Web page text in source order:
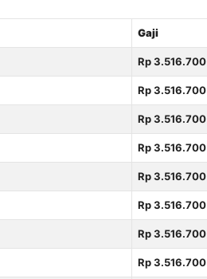
Gaji
Rp 3.516.700
Rp 3.516.700
Rp 3.516.700
Rp 3.516.700
Rp 3.516.700
Rp 3.516.700
Rp 3.516.700
Rp 3.516.700